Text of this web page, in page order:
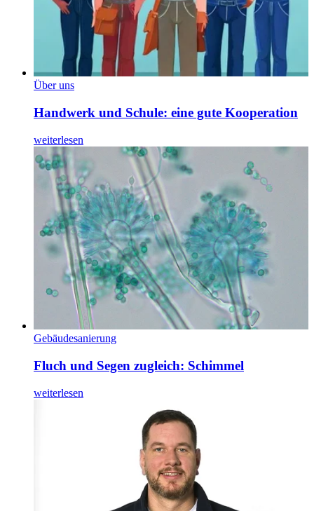
Über uns
Handwerk und Schule: eine gute Kooperation
weiterlesen
Gebäudesanierung
Fluch und Segen zugleich: Schimmel
weiterlesen